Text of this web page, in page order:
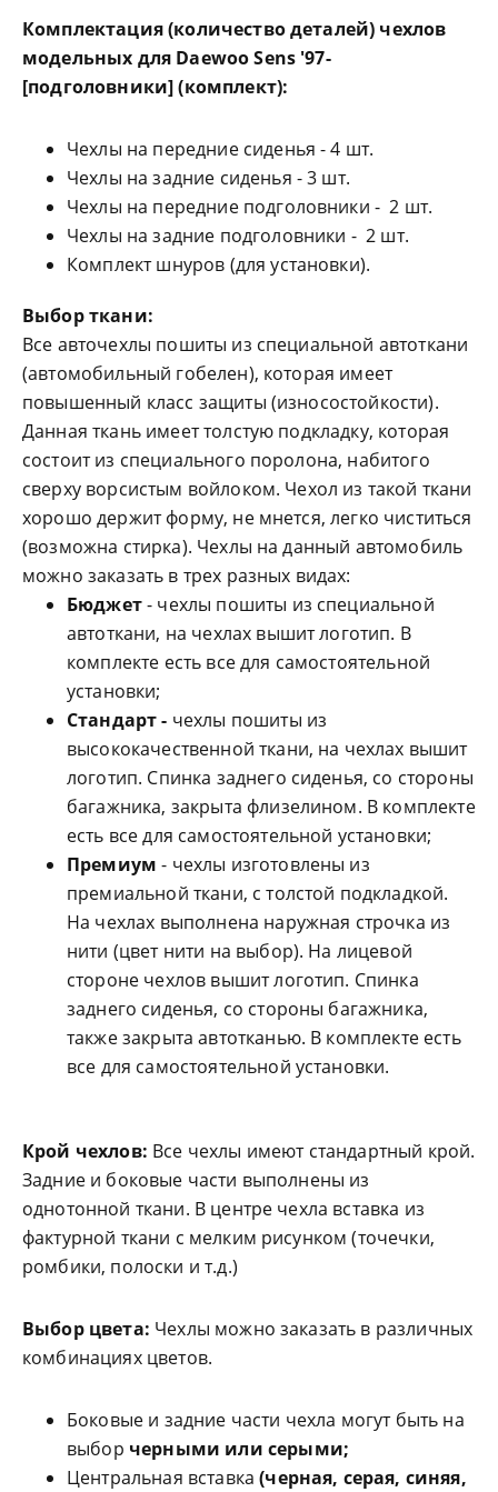
Комплектация (количество деталей) чехлов
модельных для Daewoo Sens '97-
[подголовники] (комплект):
Чехлы на передние сиденья - 4 шт.
Чехлы на задние сиденья - 3 шт.
Чехлы на передние подголовники - 2 шт.
Чехлы на задние подголовники - 2 шт.
Комплект шнуров (для установки).
Выбор ткани:
Все авточехлы пошиты из специальной автоткани
(автомобильный гобелен), которая имеет
повышенный класс защиты (износостойкости).
Данная ткань имеет толстую подкладку, которая
состоит из специального поролона, набитого
сверху ворсистым войлоком. Чехол из такой ткани
хорошо держит форму, не мнется, легко чиститься
(возможна стирка). Чехлы на данный автомобиль
можно заказать в трех разных видах:
Бюджет- чехлы пошиты из специальной
автоткани, на чехлах вышит логотип. В
комплекте есть все для самостоятельной
установки;
Стандарт - чехлы пошиты из
высококачественной ткани, на чехлах вышит
логотип. Спинка заднего сиденья, со стороны
багажника, закрыта флизелином. В комплекте
есть все для самостоятельной установки;
Премиум - чехлы изготовлены из
премиальной ткани, с толстой подкладкой.
На чехлах выполнена наружная строчка из
нити (цвет нити на выбор). На лицевой
стороне чехлов вышит логотип. Спинка
заднего сиденья, со стороны багажника,
также закрыта автотканью. В комплекте есть
все для самостоятельной установки.
Крой чехлов: Все чехлы имеют стандартный крой.
Задние и боковые части выполнены из
однотонной ткани. В центре чехла вставка из
фактурной ткани с мелким рисунком (точечки,
ромбики, полоски и т.д.)
Выбор цвета: Чехлы можно заказать в различных
комбинациях цветов.
Боковые и задние части чехла могут быть на
выбор черными или серыми;
Центральная вставка(черная, серая, синяя,